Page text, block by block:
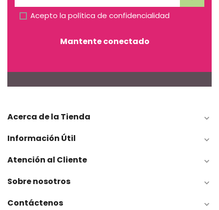
Acepto la política de confidencialidad
Mantente conectado
Acerca de la Tienda 
Información Útil 
Atención al Cliente 
Sobre nosotros 
Contáctenos 